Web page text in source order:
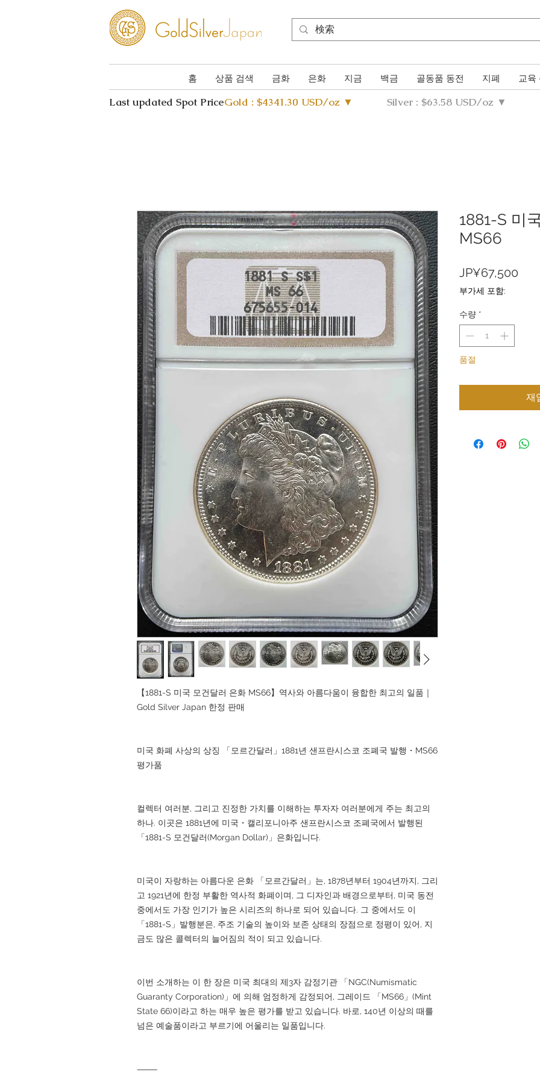
홈 상품 검색 금화 은화 지금 백금 골동품 동전 지폐 교육
Last updated Spot PriceGold : $4341.30 USD/oz ▼ Silver : $63.58 USD/oz ▼
【1881-S 미국 모건달러 은화 MS66】역사와 아름다움이 융합한 최고의 일품｜
Gold Silver Japan 한정 판매
미국 화폐 사상의 상징 「모르간달러」1881년 샌프란시스코 조폐국 발행・MS66
평가품
컬렉터 여러분, 그리고 진정한 가치를 이해하는 투자자 여러분에게 주는 최고의
하나. 이곳은 1881년에 미국・캘리포니아주 샌프란시스코 조폐국에서 발행된
「1881-S 모건달러(Morgan Dollar)」은화입니다.
미국이 자랑하는 아름다운 은화 「모르간달러」는, 1878년부터 1904년까지, 그리
고 1921년에 한정 부활한 역사적 화폐이며, 그 디자인과 배경으로부터, 미국 동전
중에서도 가장 인기가 높은 시리즈의 하나로 되어 있습니다. 그 중에서도 이
「1881-S」발행분은, 주조 기술의 높이와 보존 상태의 장점으로 정평이 있어, 지
금도 많은 콜렉터의 늘어짐의 적이 되고 있습니다.
이번 소개하는 이 한 장은 미국 최대의 제3자 감정기관 「NGC(Numismatic
Guaranty Corporation)」에 의해 엄정하게 감정되어, 그레이드 「MS66」(Mint
State 66)이라고 하는 매우 높은 평가를 받고 있습니다. 바로, 140년 이상의 때를
넘은 예술품이라고 부르기에 어울리는 일품입니다.
⸻
1881-S 미
MS66
JP¥67,500
부가세 포함:
수량 *
품절
재